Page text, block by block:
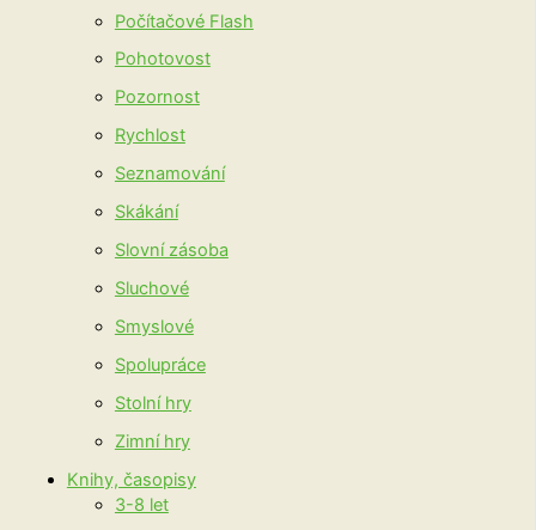
Počítačové Flash
Pohotovost
Pozornost
Rychlost
Seznamování
Skákání
Slovní zásoba
Sluchové
Smyslové
Spolupráce
Stolní hry
Zimní hry
Knihy, časopisy
3-8 let